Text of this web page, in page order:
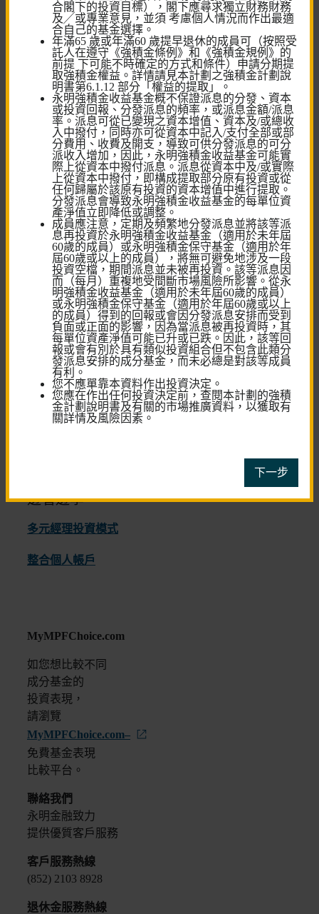
合閣下的投資目標），閣下應尋求獨立財務財務
及╱或專業意見，並須 考慮個人情況而作出最適
合自己的基金選擇。
年滿65 歲或年滿60 歲提早退休的成員可（按照受
託人在遵守《強積金條例》和《強積金規例》的
前提 下可能不時確定的方式和條件）申請分期提
取強積金權益。詳情請見本計劃之強積金計劃說
明書第6.1.12 部分「權益的提取」。
永明強積金收益基金概不保證派息的分發、資本
或投資回報、分發派息的頻率，或派息金額/派息
率。派息可從已變現之資本增值、資本及/或總收
⼊中撥付，同時亦可從資本中記入/支付全部或部
分費用、收費及開支，導致可供分發派息的可分
派收⼊增加，因此，永明強積金收益基金可能實
際上從資本中撥付派息。派息從資本中及/或實際
上從資本中撥付，即構成提取部分原有投資或從
任何歸屬於該原有投資的資本增值中進行提取。
分發派息會導致永明強積金收益基金的每單位資
產淨值立即降低或調整。
成員應注意，定期及頻繁地分發派息並將該等派
息再投資於永明強積金收益基金（適用於未年屆
60歲的成員）或永明強積金保守基金（適用於年
屆60歲或以上的成員），將無可避免地涉及一段
投資空檔，期間派息並未被再投資。該等派息因
而（每月）重複地受間斷市場風險所影響。從永
明強積金收益基金（適用於未年屆60歲的成員）
或永明強積金保守基金（適用於年屆60歲或以上
的成員）得到的回報或會因分發派息安排而受到
負面或正面的影響，因為當派息被再投資時，其
每單位資產淨值可能已升或已跌。因此，該等回
報或會有別於具有類似投資組合但不包含此類分
發派息安排的成分基金，而未必總是對該等成員
有利。​
您不應單靠本資料作出投資決定。
您應在作出任何投資決定前，查閱本計劃的強積
金計劃說明書及有關的市場推廣資料，以獲取有
關詳情及風險因素。
下一步
快速連結
強積金及公積金計劃
僱員自選安排
個人帳戶
預設投資策略
工具及計算機
投資風險評估
退休儲蓄
計算機
邊看邊學
多元經理投資模式
整合個人帳戶
MyMPFChoice.com
如您想比較不同
成分基金的
投資表現，
請瀏覽
MyMPFChoice.com–
免費基金表現
比較平台。
聯絡我們
永明金融致力
提供優質客戶服務
客戶服務熱線
(852) 2103 8928
退休金服務熱線